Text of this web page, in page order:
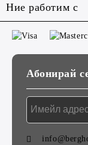
Ние работим с
Абонирай